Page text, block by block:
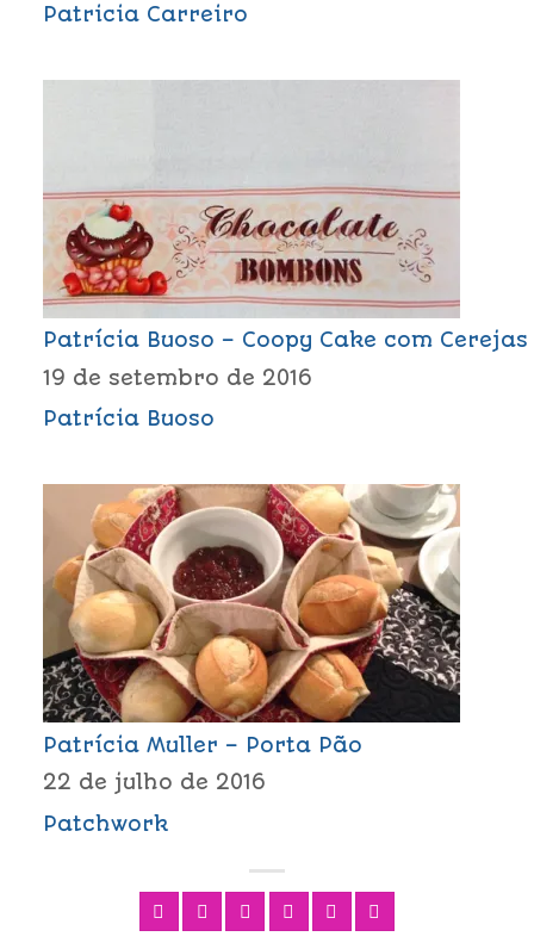
Patricia Carreiro
Patrícia Buoso – Coopy Cake com Cerejas
19 de setembro de 2016
Patrícia Buoso
Patrícia Muller – Porta Pão
22 de julho de 2016
Patchwork